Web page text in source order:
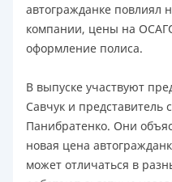
автогражданке повлиял
компании, цены на
оформление полиса.
В выпуске участвуют
Савчук и представитель
Панибратенко. Они
новая цена
может отличаться в